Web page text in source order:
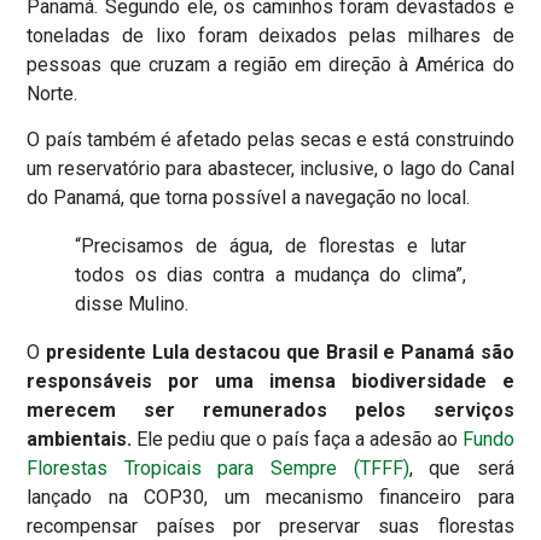
Panamá. Segundo ele, os caminhos foram devastados e
toneladas de lixo foram deixados pelas milhares de
pessoas que cruzam a região em direção à América do
Norte.
O país também é afetado pelas secas e está construindo
um reservatório para abastecer, inclusive, o lago do Canal
do Panamá, que torna possível a navegação no local.
“Precisamos de água, de florestas e lutar
todos os dias contra a mudança do clima”,
disse Mulino.
O presidente Lula destacou que Brasil e Panamá são
responsáveis por uma imensa biodiversidade e
merecem ser remunerados pelos serviços
ambientais. Ele pediu que o país faça a adesão ao Fundo
Florestas Tropicais para Sempre (TFFF), que será
lançado na COP30, um mecanismo financeiro para
recompensar países por preservar suas florestas